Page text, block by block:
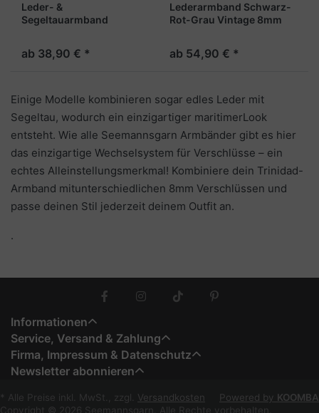
Leder- &
Segeltauarmband
ab 38,90 € *
Lederarmband Schwarz-
Rot-Grau Vintage 8mm
ab 54,90 € *
Einige Modelle kombinieren sogar edles Leder mit
Segeltau, wodurch ein einzigartiger maritimerLook
entsteht. Wie alle Seemannsgarn Armbänder gibt es hier
das einzigartige Wechselsystem für Verschlüsse – ein
echtes Alleinstellungsmerkmal! Kombiniere dein Trinidad-
Armband mitunterschiedlichen 8mm Verschlüssen und
passe deinen Stil jederzeit deinem Outfit an.
.
Informationen
Service, Versand & Zahlung
Firma, Impressum & Datenschutz
Newsletter abonnieren
* Alle Preise inkl. MwSt., zzgl. Versandkosten Powered by KOOMBA
Copyright © 2026 Seemannsgarn. Alle Rechte vorbehalten.